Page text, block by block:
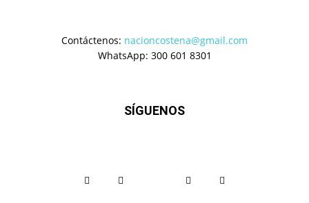
Contáctenos: nacioncostena@gmail.com
WhatsApp: 300 601 8301
SÍGUENOS